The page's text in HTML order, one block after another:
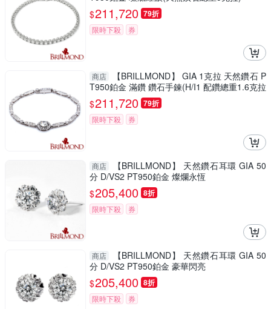
$211,720 79折
限時下殺 券
商店
【BRILLMOND】 GIA 1克拉 天然鑽石 P
T950鉑金 滿鑽 鑽石手鍊(H/I1 配鑽總重1.6克拉
天然鑽石)
$211,720 79折
限時下殺 券
商店
【BRILLMOND】 天然鑽石耳環 GIA 50
分 D/VS2 PT950鉑金 燦爛永恆
$205,400 8折
限時下殺 券
商店
【BRILLMOND】 天然鑽石耳環 GIA 50
分 D/VS2 PT950鉑金 豪華閃亮
$205,400 8折
限時下殺 券